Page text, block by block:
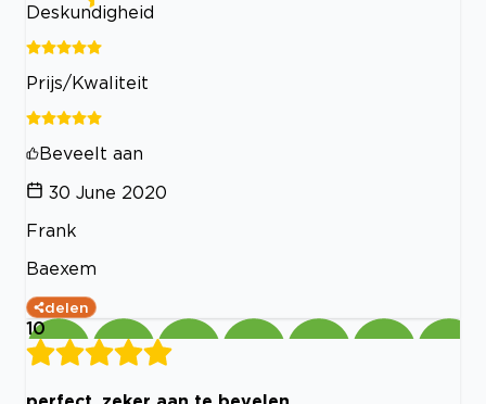
Deskundigheid
Prijs/Kwaliteit
Beveelt aan
30 June 2020
Frank
Baexem
delen
10